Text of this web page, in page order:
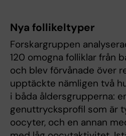
Nya follikeltyper
Forskargruppen
120 omogna folliklar från
och blev förvånade över
upptäckte nämligen två
i båda åldersgrupperna:
genuttrycksprofil som är
oocyter, och en annan